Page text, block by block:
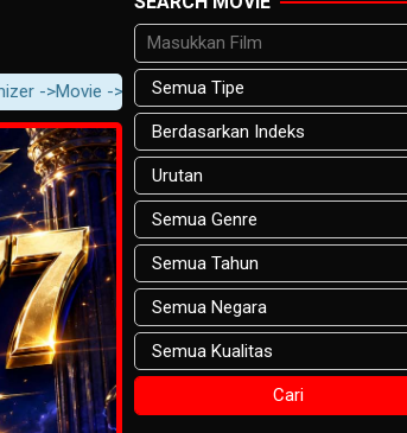
-> Movie Content -> Player Notification.